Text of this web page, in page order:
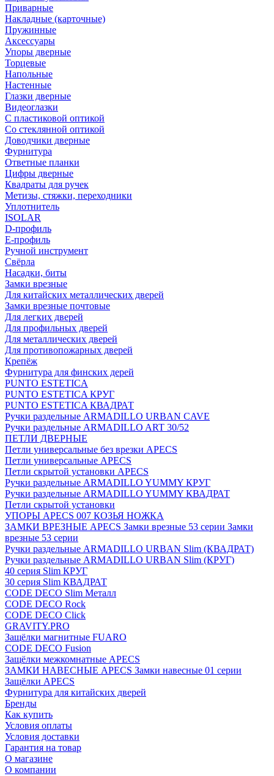
Приварные
Накладные (карточные)
Пружинные
Аксессуары
Упоры дверные
Торцевые
Напольные
Настенные
Глазки дверные
Видеоглазки
С пластиковой оптикой
Со стеклянной оптикой
Доводчики дверные
Фурнитура
Ответные планки
Цифры дверные
Квадраты для ручек
Метизы, стяжки, переходники
Уплотнитель
ISOLAR
D-профиль
Е-профиль
Ручной инструмент
Свёрла
Насадки, биты
Замки врезные
Для китайских металлических дверей
Замки врезные почтовые
Для легких дверей
Для профильных дверей
Для металлических дверей
Для противопожарных дверей
Крепёж
Фурнитура для финских дерей
PUNTO ESTETICA
PUNTO ESTETICA КРУГ
PUNTO ESTETICA КВАДРАТ
Ручки раздельные ARMADILLO URBAN CAVE
Ручки раздельные ARMADILLO ART 30/52
ПЕТЛИ ДВЕРНЫЕ
Петли универсальные без врезки APECS
Петли универсальные APECS
Петли скрытой установки APECS
Ручки раздельные ARMADILLO YUMMY КРУГ
Ручки раздельные ARMADILLO YUMMY КВАДРАТ
Петли скрытой установки
УПОРЫ APECS 007 КОЗЬЯ НОЖКА
ЗАМКИ ВРЕЗНЫЕ APECS Замки врезные 53 серии Замки
врезные 53 серии
Ручки раздельные ARMADILLO URBAN Slim (КВАДРАТ)
Ручки раздельные ARMADILLO URBAN Slim (КРУГ)
40 серия Slim КРУГ
30 серия Slim КВАДРАТ
CODE DECO Slim Металл
CODE DECO Rock
CODE DECO Click
GRAVITY.PRO
Защёлки магнитные FUARO
CODE DECO Fusion
Защёлки межкомнатные APECS
ЗАМКИ НАВЕСНЫЕ APECS Замки навесные 01 серии
Защёлки APECS
Фурнитура для китайских дверей
Бренды
Как купить
Условия оплаты
Условия доставки
Гарантия на товар
О магазине
О компании